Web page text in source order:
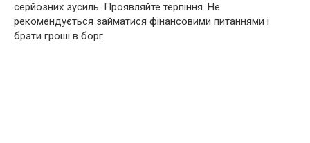
серйозних зусиль. Проявляйте терпіння. Не
рекомендується займатися фінансовими питаннями і
брати гроші в борг.